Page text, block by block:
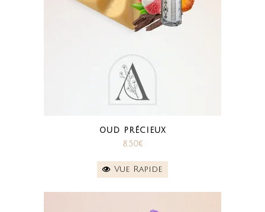
OUD PRÉCIEUX
8.50€
Vue Rapide